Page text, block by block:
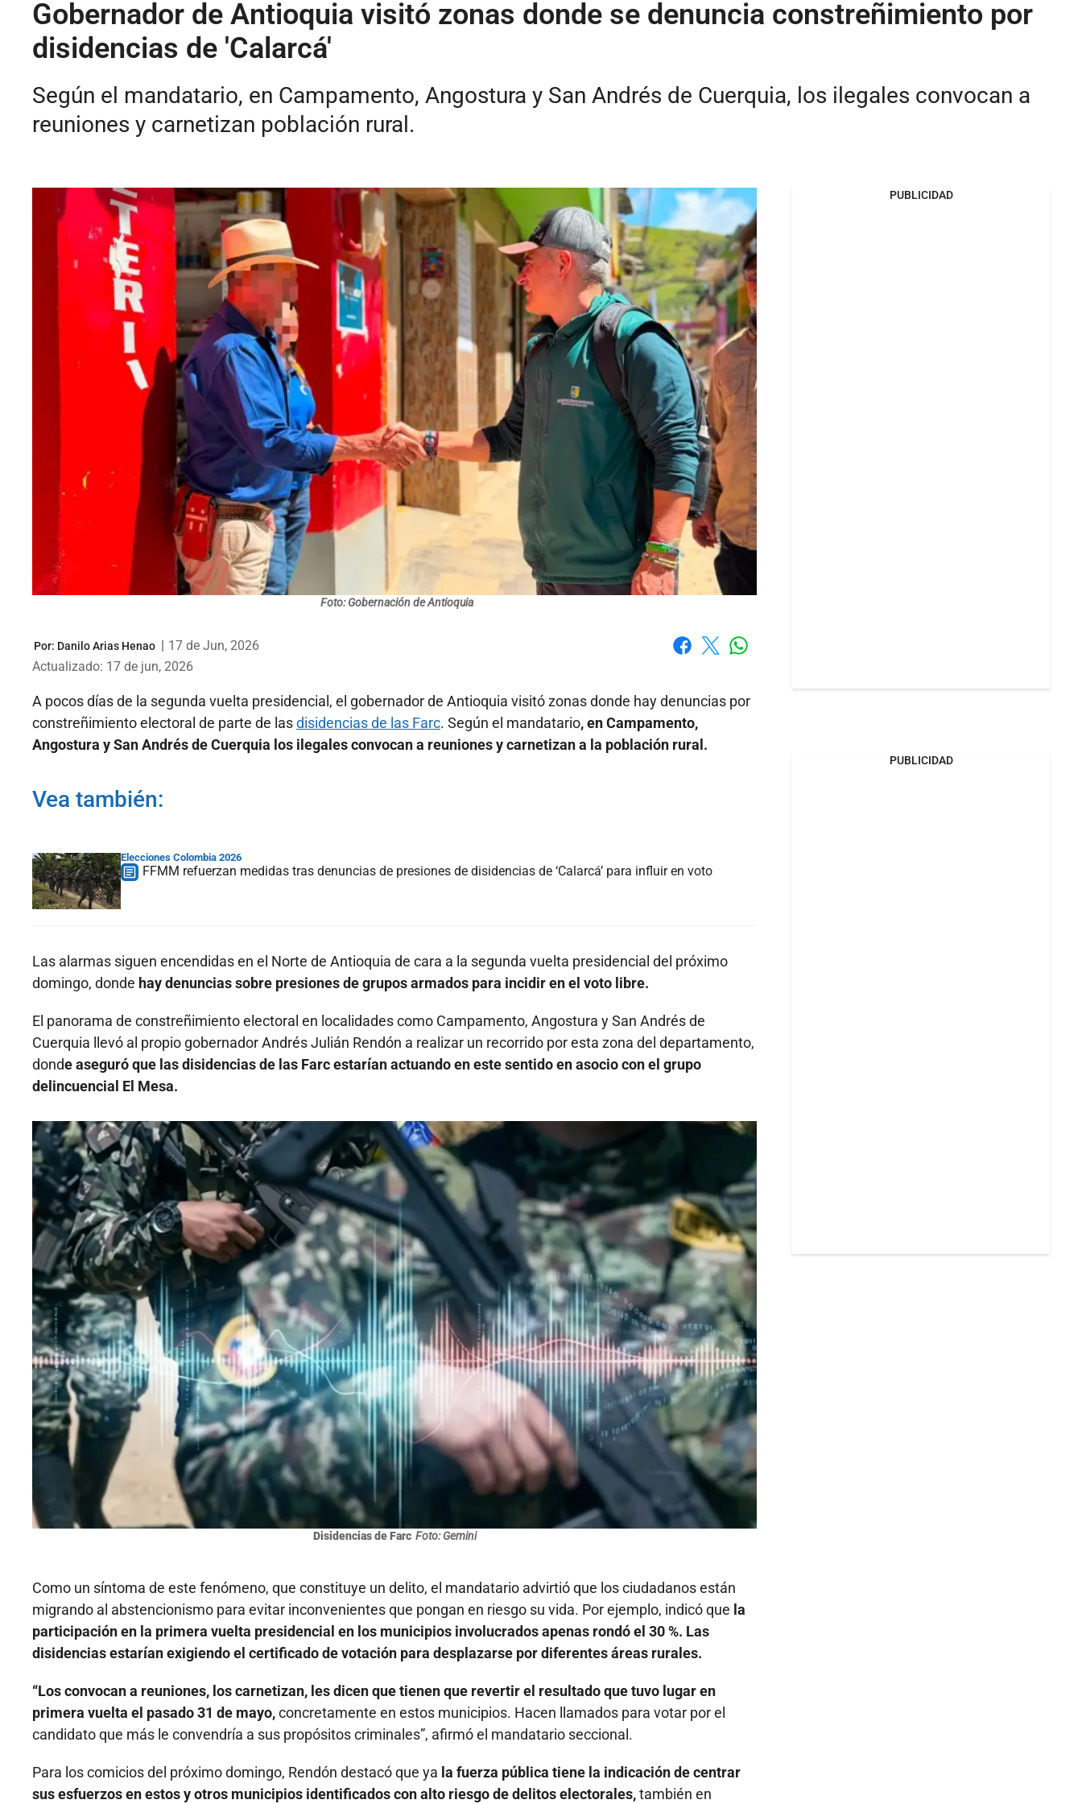
Gobernador de Antioquia visitó zonas donde se denuncia constreñimiento por
disidencias de 'Calarcá'
Según el mandatario, en Campamento, Angostura y San Andrés de Cuerquia, los ilegales convocan a
reuniones y carnetizan población rural.
Foto: Gobernación de Antioquia
Por: Danilo Arias Henao | 17 de Jun, 2026
Actualizado: 17 de jun, 2026
A pocos días de la segunda vuelta presidencial, el gobernador de Antioquia visitó zonas donde hay denuncias por
constreñimiento electoral de parte de lasdisidencias de las Farc. Según el mandatario, en Campamento,
Angostura y San Andrés de Cuerquia los ilegales convocan a reuniones y carnetizan a la población rural.
Vea también:
Elecciones Colombia 2026
FFMM refuerzan medidas tras denuncias de presiones de disidencias de ‘Calarcá’ para influir en voto
Las alarmas siguen encendidas en el Norte de Antioquia de cara a la segunda vuelta presidencial del próximo
domingo, donde hay denuncias sobre presiones de grupos armados para incidir en el voto libre.
El panorama de constreñimiento electoral en localidades como Campamento, Angostura y San Andrés de
Cuerquia llevó al propio gobernador Andrés Julián Rendón a realizar un recorrido por esta zona del departamento,
donde aseguró que las disidencias de las Farc estarían actuando en este sentido en asocio con el grupo
delincuencial El Mesa.
Disidencias de Farc Foto: Gemini
Como un síntoma de este fenómeno, que constituye un delito, el mandatario advirtió que los ciudadanos están
migrando al abstencionismo para evitar inconvenientes que pongan en riesgo su vida. Por ejemplo, indicó que la
participación en la primera vuelta presidencial en los municipios involucrados apenas rondó el 30 %. Las
disidencias estarían exigiendo el certificado de votación para desplazarse por diferentes áreas rurales.
“Los convocan a reuniones, los carnetizan, les dicen que tienen que revertir el resultado que tuvo lugar en
primera vuelta el pasado 31 de mayo,concretamente en estos municipios. Hacen llamados para votar por el
candidato que más le convendría a sus propósitos criminales”, afirmó el mandatario seccional.
Para los comicios del próximo domingo, Rendón destacó que ya la fuerza pública tiene la indicación de centrar
sus esfuerzos en estos y otros municipios identificados con alto riesgo de delitos electorales,también en
PUBLICIDAD
PUBLICIDAD